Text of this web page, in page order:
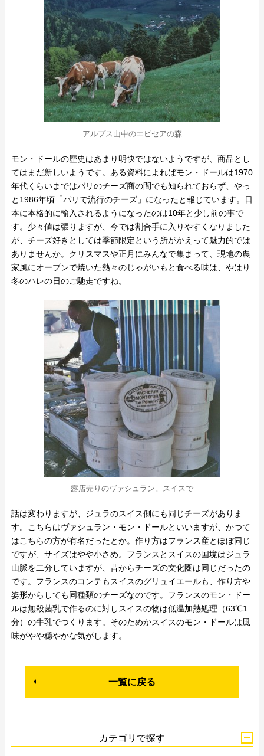
アルプス山中のエピセアの森
モン・ドールの歴史はあまり明快ではないようですが、商品とし
てはまだ新しいようです。ある資料によればモン・ドールは1970
年代くらいまではパリのチーズ商の間でも知られておらず、やっ
と1986年頃「パリで流行のチーズ」になったと報じています。日
本に本格的に輸入されるようになったのは10年と少し前の事で
す。少々値は張りますが、今では割合手に入りやすくなりました
が、チーズ好きとしては季節限定という所がかえって魅力的では
ありませんか。クリスマスや正月にみんなで集まって、現地の農
家風にオーブンで焼いた熱々のじゃがいもと食べる味は、やはり
冬のハレの日のご馳走ですね。
露店売りのヴァシュラン。スイスで
話は変わりますが、ジュラのスイス側にも同じチーズがありま
す。こちらはヴァシュラン・モン・ドールといいますが、かつて
はこちらの方が有名だったとか。作り方はフランス産とほぼ同じ
ですが、サイズはやや小さめ。フランスとスイスの国境はジュラ
山脈を二分していますが、昔からチーズの文化圏は同じだったの
です。フランスのコンテもスイスのグリュイエールも、作り方や
姿形からしても同種類のチーズなのです。フランスのモン・ドー
ルは無殺菌乳で作るのに対しスイスの物は低温加熱処理（63℃1
分）の牛乳でつくります。そのためかスイスのモン・ドールは風
味がやや穏やかな気がします。
一覧に戻る
カテゴリで探す